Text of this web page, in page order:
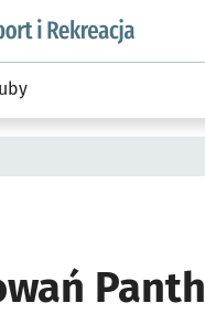
wroclaw.pl podserwis: